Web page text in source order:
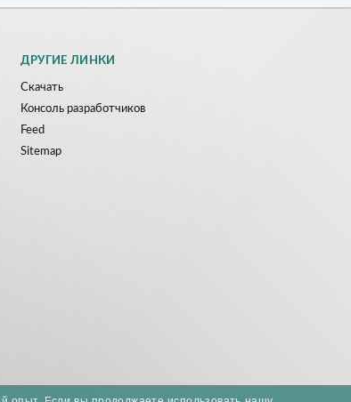
ДРУГИЕ ЛИНКИ
Скачать
Консоль разработчиков
Feed
Sitemap